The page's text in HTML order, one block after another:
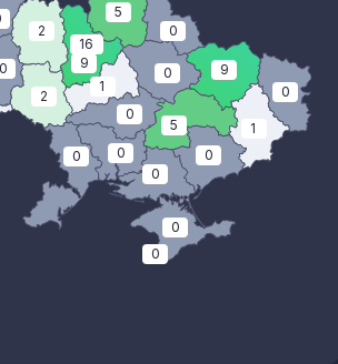
16
9
9
5
5
2
2
1
1
0
0
0
0
0
0
0
0
0
0
0